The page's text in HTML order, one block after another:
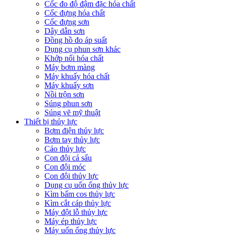
Cốc đo độ đậm đặc hóa chất
Cốc đựng hóa chất
Cốc đựng sơn
Dây dẫn sơn
Đồng hồ đo áp suất
Dụng cụ phun sơn khác
Khớp nối hóa chất
Máy bơm màng
Máy khuấy hóa chất
Máy khuấy sơn
Nồi trộn sơn
Súng phun sơn
Súng vẽ mỹ thuật
Thiết bị thủy lực
Bơm điện thủy lực
Bơm tay thủy lực
Cảo thủy lực
Con đội cá sấu
Con đội móc
Con đội thủy lực
Dụng cụ uốn ống thủy lực
Kìm bấm cos thủy lực
Kìm cắt cáp thủy lực
Máy đột lỗ thủy lực
Máy ép thủy lực
Máy uốn ống thủy lực